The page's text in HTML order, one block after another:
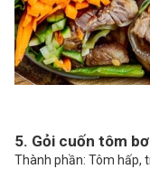
5. Gỏi cuốn tôm
Thành phần: Tôm hấp,